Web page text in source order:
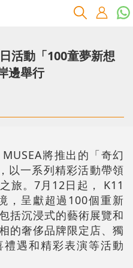
活動「100童夢新想
邊舉行
將推出的「奇幻
以一系列精彩活動帶領
旅。7月12日起， K11
，呈獻超過100個重新
括沉浸式的藝術展覽和
的奢侈品牌限定店、獨
遇和精彩表演等活動